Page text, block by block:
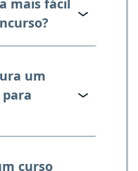
mais fácil
um
curso